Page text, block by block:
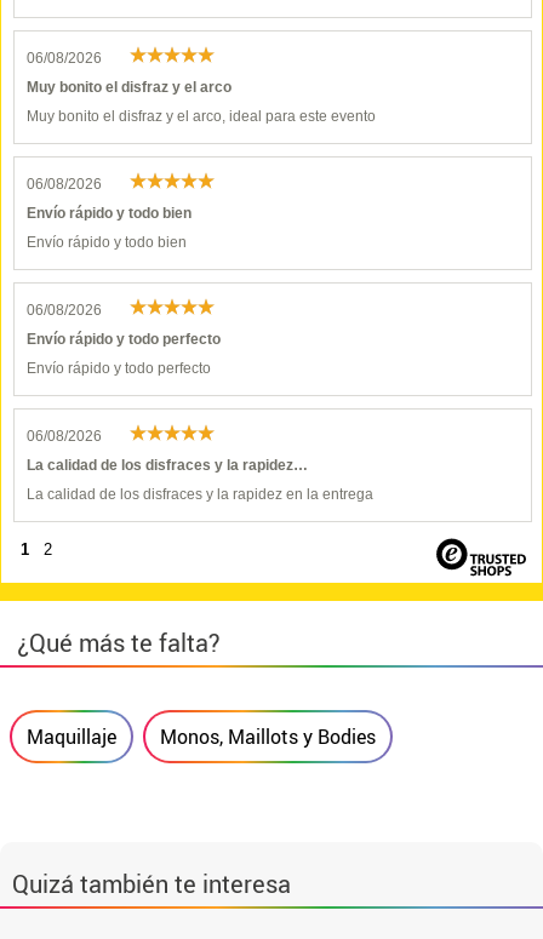
06/08/2026
Muy bonito el disfraz y el arco
Muy bonito el disfraz y el arco, ideal para este evento
06/08/2026
Envío rápido y todo bien
Envío rápido y todo bien
06/08/2026
Envío rápido y todo perfecto
Envío rápido y todo perfecto
06/08/2026
La calidad de los disfraces y la rapidez…
La calidad de los disfraces y la rapidez en la entrega
1 2
¿Qué más te falta?
Maquillaje Monos, Maillots y Bodies
Quizá también te interesa